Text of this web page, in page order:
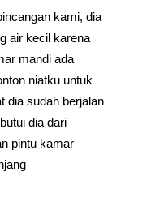
kami, dia
air kecil karena
mandi ada
niatku untuk
dia sudah berjalan
dia dari
pintu kamar